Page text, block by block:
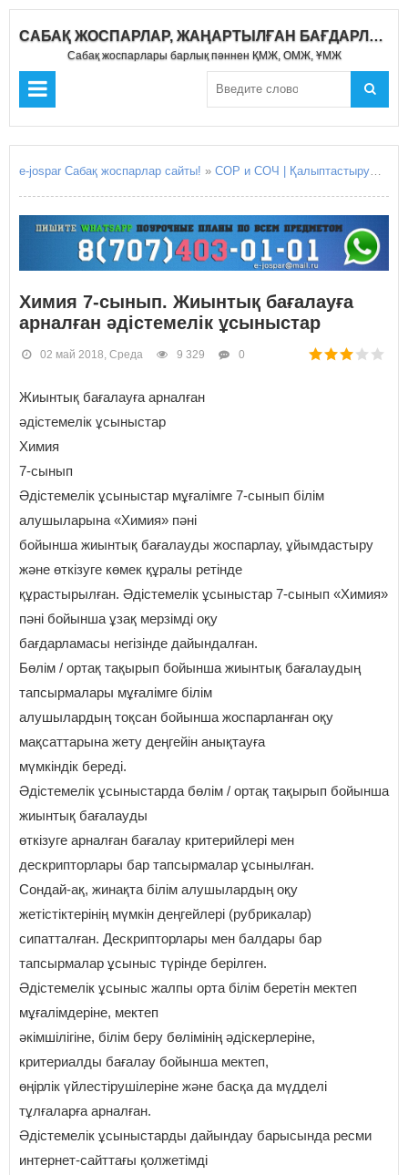
САБАҚ ЖОСПАРЛАР, ЖАҢАРТЫЛҒАН БАҒДАРЛАМА 2020-2021
Сабақ жоспарлары барлық пәннен ҚМЖ, ОМЖ, ҰМЖ
e-jospar Сабақ жоспарлар сайты! » СОР и СОЧ | Қалыптастырушы бағалау Жиынтық бағалау
Химия 7-сынып. Жиынтық бағалауға
арналған әдістемелік ұсыныстар
02 май 2018, Среда 9 329 0
Жиынтық бағалауға арналған
әдістемелік ұсыныстар
Химия
7-сынып
Әдістемелік ұсыныстар мұғалімге 7-сынып білім
алушыларына «Химия» пәні
бойынша жиынтық бағалауды жоспарлау, ұйымдастыру
және өткізуге көмек құралы ретінде
құрастырылған. Әдістемелік ұсыныстар 7-сынып «Химия»
пәні бойынша ұзақ мерзімді оқу
бағдарламасы негізінде дайындалған.
Бөлім / ортақ тақырып бойынша жиынтық бағалаудың
тапсырмалары мұғалімге білім
алушылардың тоқсан бойынша жоспарланған оқу
мақсаттарына жету деңгейін анықтауға
мүмкіндік береді.
Әдістемелік ұсыныстарда бөлім / ортақ тақырып бойынша
жиынтық бағалауды
өткізуге арналған бағалау критерийлері мен
дескрипторлары бар тапсырмалар ұсынылған.
Сондай-ақ, жинақта білім алушылардың оқу
жетістіктерінің мүмкін деңгейлері (рубрикалар)
сипатталған. Дескрипторлары мен балдары бар
тапсырмалар ұсыныс түрінде берілген.
Әдістемелік ұсыныс жалпы орта білім беретін мектеп
мұғалімдеріне, мектеп
әкімшілігіне, білім беру бөлімінің әдіскерлеріне,
критериалды бағалау бойынша мектеп,
өңірлік үйлестірушілеріне және басқа да мүдделі
тұлғаларға арналған.
Әдістемелік ұсыныстарды дайындау барысында ресми
интернет-сайттағы қолжетімді